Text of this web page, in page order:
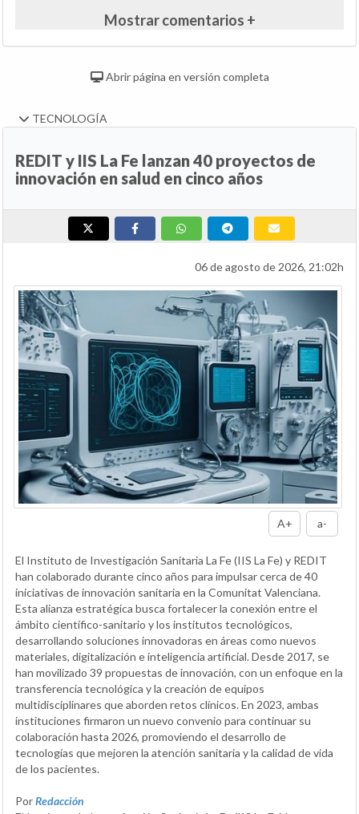
Mostrar comentarios +
Abrir página en versión completa
TECNOLOGÍA
REDIT y IIS La Fe lanzan 40 proyectos de
innovación en salud en cinco años
06 de agosto de 2026, 21:02h
A+ a-
El Instituto de Investigación Sanitaria La Fe (IIS La Fe) y REDIT
han colaborado durante cinco años para impulsar cerca de 40
iniciativas de innovación sanitaria en la Comunitat Valenciana.
Esta alianza estratégica busca fortalecer la conexión entre el
ámbito científico-sanitario y los institutos tecnológicos,
desarrollando soluciones innovadoras en áreas como nuevos
materiales, digitalización e inteligencia artificial. Desde 2017, se
han movilizado 39 propuestas de innovación, con un enfoque en la
transferencia tecnológica y la creación de equipos
multidisciplinares que aborden retos clínicos. En 2023, ambas
instituciones firmaron un nuevo convenio para continuar su
colaboración hasta 2026, promoviendo el desarrollo de
tecnologías que mejoren la atención sanitaria y la calidad de vida
de los pacientes.
PorRedacción